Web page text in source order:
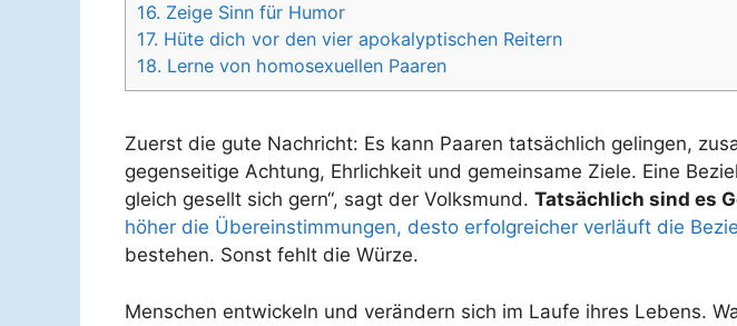
16. Zeige Sinn für Humor
17. Hüte dich vor den vier apokalyptischen Reitern
18. Lerne von homosexuellen Paaren
Zuerst die gute Nachricht: Es kann Paaren tatsächlich gelingen,
gegenseitige Achtung, Ehrlichkeit und gemeinsame Ziele. Eine
gleich gesellt sich gern“, sagt der Volksmund. Tatsächlich sind es
höher die Übereinstimmungen, desto erfolgreicher verläuft die
bestehen. Sonst fehlt die Würze.
Menschen entwickeln und verändern sich im Laufe ihres Lebens.